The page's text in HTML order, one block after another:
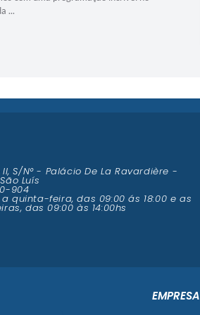
EMPRESA
II, S/N° - Palácio De La Ravardière -
Luís
904
quinta-feira, das 09:00 ás 18:00 e as
das 09:00 às 14:00hs